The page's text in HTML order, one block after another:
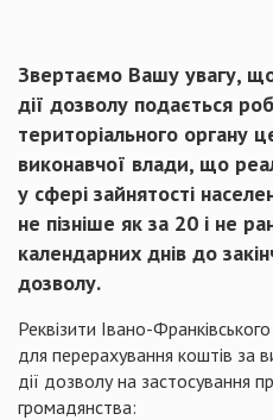
Звертаємо Вашу увагу,
дії дозволу подається
територіального органу
виконавчої влади, що
у сфері зайнятості
не пізніше як за 20 і не
календарних днів до
дозволу.
Реквізити Івано-
для перерахування коштів
дії дозволу на застосування
громадянства: